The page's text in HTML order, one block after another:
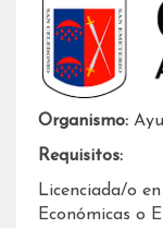
Organismo:
Requisitos:
Licenciada/o
Económicas o